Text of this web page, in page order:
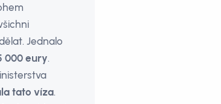
Jednalo
000 eury.
tato víza.